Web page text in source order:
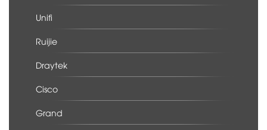
Unifi
Ruijie
Draytek
Cisco
Grand